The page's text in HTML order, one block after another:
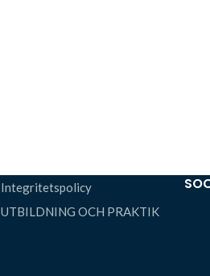
Integritetspolicy
UTBILDNING OCH PRAKTIK